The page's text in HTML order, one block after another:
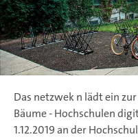
Das netzwek n lädt ein
Bäume - Hochschulen
1.12.2019 an der